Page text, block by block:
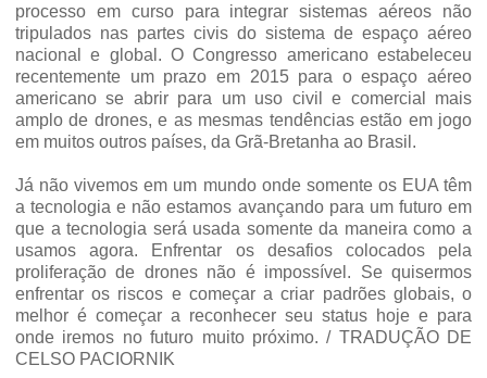
processo em curso para integrar sistemas aéreos não
tripulados nas partes civis do sistema de espaço aéreo
nacional e global. O Congresso americano estabeleceu
recentemente um prazo em 2015 para o espaço aéreo
americano se abrir para um uso civil e comercial mais
amplo de drones, e as mesmas tendências estão em jogo
em muitos outros países, da Grã-Bretanha ao Brasil.
Já não vivemos em um mundo onde somente os EUA têm
a tecnologia e não estamos avançando para um futuro em
que a tecnologia será usada somente da maneira como a
usamos agora. Enfrentar os desafios colocados pela
proliferação de drones não é impossível. Se quisermos
enfrentar os riscos e começar a criar padrões globais, o
melhor é começar a reconhecer seu status hoje e para
onde iremos no futuro muito próximo. / TRADUÇÃO DE
CELSO PACIORNIK